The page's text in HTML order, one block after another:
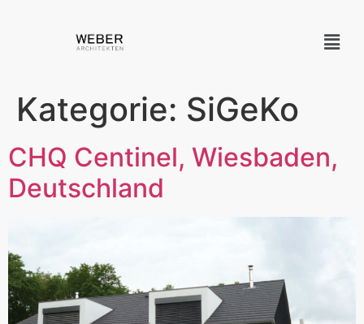
Kategorie: SiGeKo
CHQ Centinel, Wiesbaden,
Deutschland